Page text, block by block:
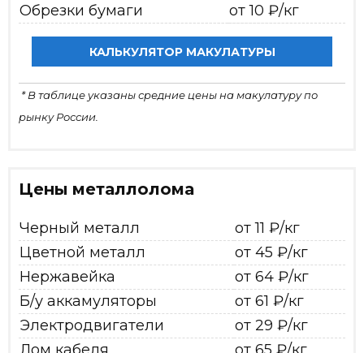
Обрезки бумаги
от 10 ₽/кг
КАЛЬКУЛЯТОР МАКУЛАТУРЫ
* В таблице указаны средние цены на макулатуру по
рынку России.
Цены металлолома
Черный металл
от 11 ₽/кг
Цветной металл
от 45 ₽/кг
Нержавейка
от 64 ₽/кг
Б/у аккамуляторы
от 61 ₽/кг
Электродвигатели
от 29 ₽/кг